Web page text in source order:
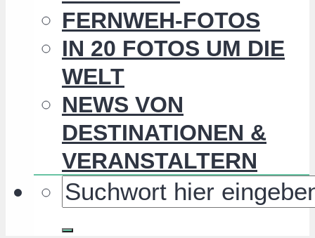
FERNWEH-FOTOS
IN 20 FOTOS UM DIE
WELT
NEWS VON
DESTINATIONEN &
VERANSTALTERN